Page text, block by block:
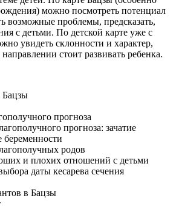
можно посмотреть потенциал
возможные проблемы, предсказать,
с детьми. По детской карте уже с
увидеть склонности и характер,
стоит развивать ребенка.
Бацзы
прогноза
прогноза: зачатие
родов
и плохих отношений с детьми
даты кесарева сечения
в Бацзы